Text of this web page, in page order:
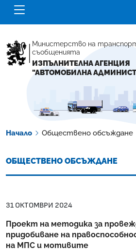
Министерство на
съобщенията
ИЗПЪЛНИТЕЛНА АГЕНЦИЯ
"АВТОМОБИЛНА
Начало Обществено обсъждане
ОБЩЕСТВЕНО ОБСЪЖДАНЕ
31 ОКТОМВРИ 2024
Проект на методика за
придобиване на
на МПС и мотивите